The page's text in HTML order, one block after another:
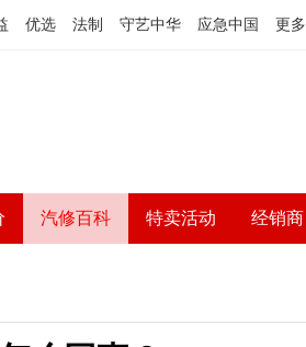
优选 法制 守艺中华 应急中国 更多
汽修百科 特卖活动 经销商